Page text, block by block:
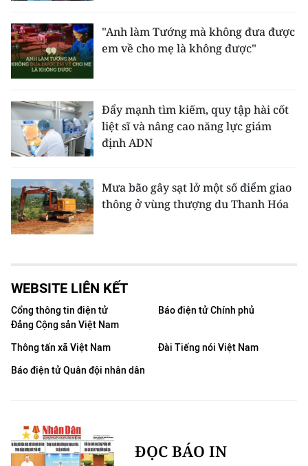
"Anh làm Tướng mà không đưa được
em về cho mẹ là không được"
Đẩy mạnh tìm kiếm, quy tập hài cốt
liệt sĩ và nâng cao năng lực giám
định ADN
Mưa bão gây sạt lở một số điểm giao
thông ở vùng thượng du Thanh Hóa
WEBSITE LIÊN KẾT
Cổng thông tin điện tử
Đảng Cộng sản Việt Nam
Báo điện tử Chính phủ
Thông tấn xã Việt Nam
Đài Tiếng nói Việt Nam
Báo điện tử Quân đội nhân dân
ĐỌC BÁO IN